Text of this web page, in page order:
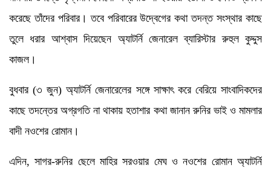
করেছে তাঁদের পরিবার। তবে পরিবারের উদ্বেগের কথা তদন্ত সংস্থার কাছে
তুলে ধরার আশ্বাস দিয়েছেন অ্যাটর্নি জেনারেল ব্যারিস্টার রুহুল কুদ্দুস
কাজল।
বুধবার (৩ জুন) অ্যাটর্নি জেনারেলের সঙ্গে সাক্ষাৎ করে বেরিয়ে সাংবাদিকদের
কাছে তদন্তের অগ্রগতি না থাকায় হতাশার কথা জানান রুনির ভাই ও মামলার
বাদী নওশের রোমান।
এদিন, সাগর-রুনির ছেলে মাহির সরওয়ার মেঘ ও নওশের রোমান অ্যাটর্নি